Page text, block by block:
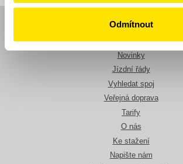
Odmítnout
Novinky
Jízdní řády
Vyhledat spoj
Veřejná doprava
Tarify
O nás
Ke stažení
Napište nám